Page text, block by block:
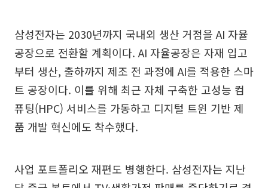
삼성전자는 2030년까지 국내외 생산 거점을 AI 자율
공장으로 전환할 계획이다. AI 자율공장은 자재 입고
부터 생산, 출하까지 제조 전 과정에 AI를 적용한 스마
트 공장이다. 이를 위해 최근 자체 구축한 고성능 컴
퓨팅(HPC) 서비스를 가동하고 디지털 트윈 기반 제
품 개발 혁신에도 착수했다.
사업 포트폴리오 재편도 병행한다. 삼성전자는 지난